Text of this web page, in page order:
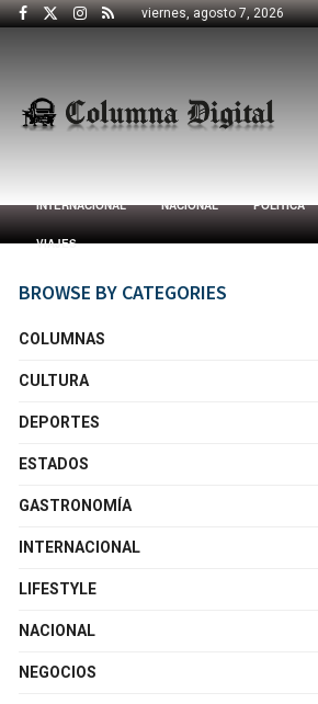
viernes, agosto 7, 2026
INTERNACIONAL NACIONAL POLÍTICA
VIAJES
BROWSE BY CATEGORIES
COLUMNAS
CULTURA
DEPORTES
ESTADOS
GASTRONOMÍA
INTERNACIONAL
LIFESTYLE
NACIONAL
NEGOCIOS